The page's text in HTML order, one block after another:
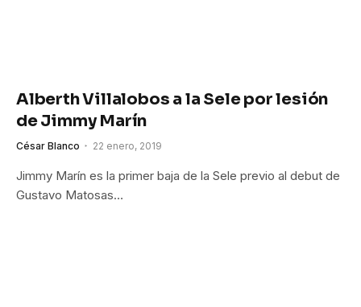
Alberth Villalobos a la Sele por lesión
de Jimmy Marín
César Blanco 22 enero, 2019
Jimmy Marín es la primer baja de la Sele previo al debut de
Gustavo Matosas…